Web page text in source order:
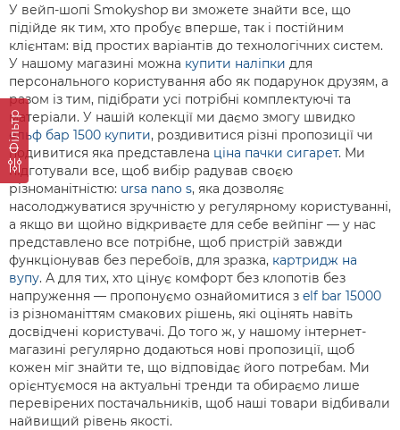
Фільтр
У вейп-шопі Smokyshop ви зможете знайти все, що
підійде як тим, хто пробує вперше, так і постійним
клієнтам: від простих варіантів до технологічних систем.
У нашому магазині можна купити наліпки для
персонального користування або як подарунок друзям, а
разом із тим, підібрати усі потрібні комплектуючі та
матеріали. У нашій колекції ми даємо змогу швидко
ельф бар 1500 купити, роздивитися різні пропозиції чи
подивитися яка представлена ціна пачки сигарет. Ми
підготували все, щоб вибір радував своєю
різноманітністю: ursa nano s, яка дозволяє
насолоджуватися зручністю у регулярному користуванні,
а якщо ви щойно відкриваєте для себе вейпінг — у нас
представлено все потрібне, щоб пристрій завжди
функціонував без перебоїв, для зразка, картридж на
вупу. А для тих, хто цінує комфорт без клопотів без
напруження — пропонуємо ознайомитися з elf bar 15000
із різноманіттям смакових рішень, які оцінять навіть
досвідчені користувачі. До того ж, у нашому інтернет-
магазині регулярно додаються нові пропозиції, щоб
кожен міг знайти те, що відповідає його потребам. Ми
орієнтуємося на актуальні тренди та обираємо лише
перевірених постачальників, щоб наші товари відбивали
найвищий рівень якості.